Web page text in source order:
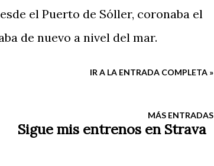
el Puerto de Sóller, coronaba el
de nuevo a nivel del mar.
IR A LA ENTRADA COMPLETA »
MÁS ENTRADAS
Sigue mis entrenos en Strava